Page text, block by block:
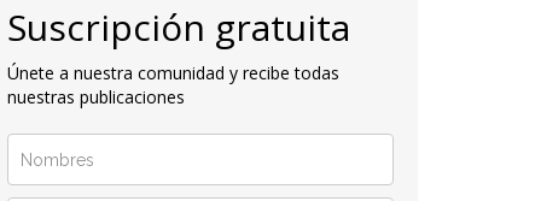
Suscripción gratuita
Únete a nuestra comunidad y recibe todas
nuestras publicaciones